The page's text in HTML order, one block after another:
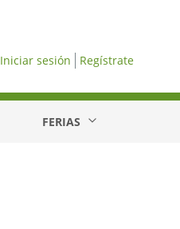
Iniciar sesión Regístrate
FERIAS